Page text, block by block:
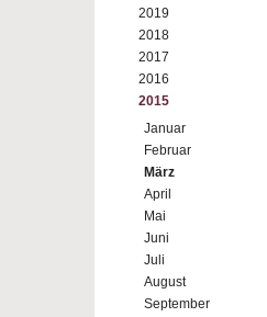
2019
2018
2017
2016
2015
Januar
Februar
März
April
Mai
Juni
Juli
August
September